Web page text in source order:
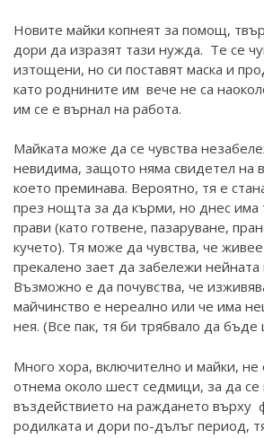
Новите майки копнеят за помощ,
дори да изразят тази нужда. Те се
изтощени, но си поставят маска и
като роднините им вече не са
им се е върнал на работа.
Майката може да се чувства
невидима, защото няма свидетел на
което преминава. Вероятно, тя е
през нощта за да кърми, но днес има
прави (като готвене, пазаруване,
кучето). Тя може да чувства, че
прекалено зает да забележи нейната
Възможно е да почувства, че
майчинство е нереално или че има
нея. (Все пак, тя би трябвало да бъде
Много хора, включително и майки, не
отнема около шест седмици, за да се
въздействието на раждането върху
родилката и дори по-дълъг период,